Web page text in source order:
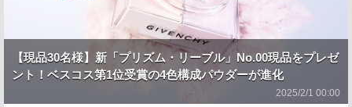
【現品30名様】新「プリズム・リーブル」No.00現品をプレゼ
ント！ベスコス第1位受賞の4色構成パウダーが進化
2025/2/1 00:00